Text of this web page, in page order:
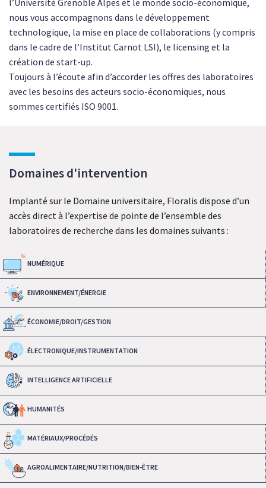
nous vous accompagnons dans le développement
technologique, la mise en place de collaborations (y compris
dans le cadre de l’Institut Carnot LSI), le licensing et la
création de start-up.
Toujours à l’écoute afin d’accorder les offres des laboratoires
avec les besoins des acteurs socio-économiques, nous
sommes certifiés ISO 9001.
Domaines d'intervention
Implanté sur le Domaine universitaire, Floralis dispose d’un
accès direct à l’expertise de pointe de l’ensemble des
laboratoires de recherche dans les domaines suivants :
NUMÉRIQUE
ENVIRONNEMENT/ÉNERGIE
ÉCONOMIE/DROIT/GESTION
ÉLECTRONIQUE/INSTRUMENTATION
INTELLIGENCE ARTIFICIELLE
HUMANITÉS
MATÉRIAUX/PROCÉDÉS
AGROALIMENTAIRE/NUTRITION/BIEN-ÊTRE